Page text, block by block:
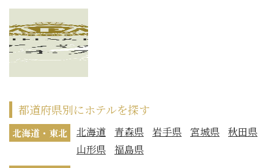
都道府県別にホテルを探す
北海道・東北 北海道 青森県 岩手県 宮城県
秋田県
山形県
福島県